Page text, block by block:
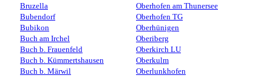
Bruzella
Bubendorf
Bubikon
Buch am Irchel
Buch b. Frauenfeld
Buch b. Kümmertshausen
Buch b. Märwil
Oberhofen am Thunersee
Oberhofen TG
Oberhünigen
Oberiberg
Oberkirch LU
Oberkulm
Oberlunkhofen